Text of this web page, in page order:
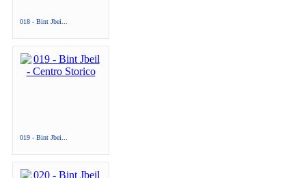
018 - Bint Jbei...
019 - Bint Jbei...